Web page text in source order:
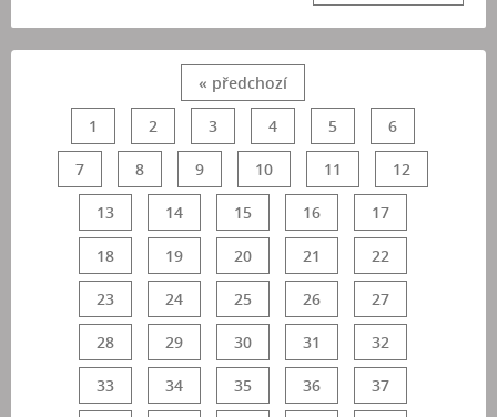
« předchozí
1 2 3 4 5 6
7 8 9 10 11 12
13 14 15 16 17
18 19 20 21 22
23 24 25 26 27
28 29 30 31 32
33 34 35 36 37